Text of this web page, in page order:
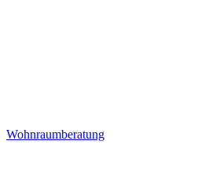
Wohnraumberatung